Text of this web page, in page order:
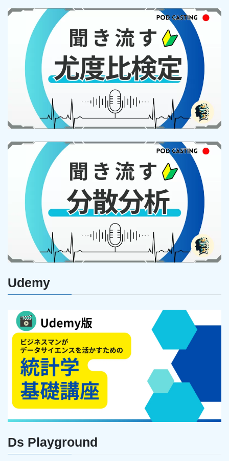
Udemy
Ds Playground